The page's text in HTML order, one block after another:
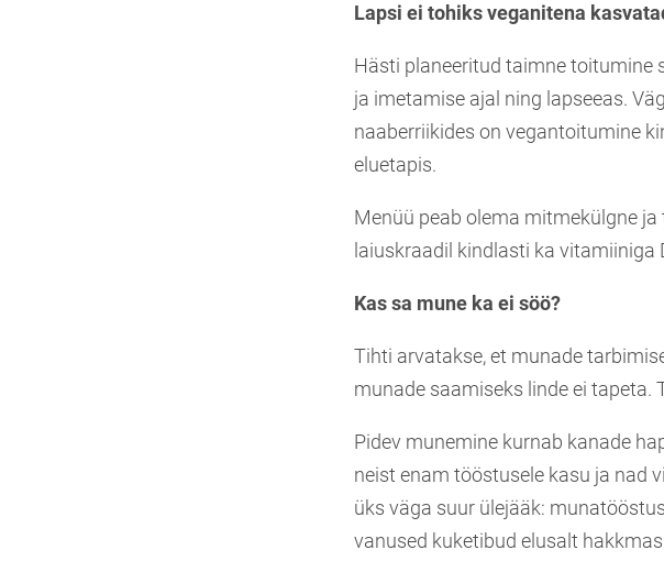
Lapsi ei tohiks veganitena
Hästi planeeritud taimne toitumine
ja imetamise ajal ning lapseeas.
naaberriikides on vegantoitumine
eluetapis.
Menüü peab olema mitmekülgne
laiuskraadil kindlasti ka vitamiiniga
Kas sa mune ka ei söö?
Tihti arvatakse, et munade
munade saamiseks linde ei tapeta.
Pidev munemine kurnab kanade
neist enam tööstusele kasu ja nad
üks väga suur ülejääk:
vanused kuketibud elusalt